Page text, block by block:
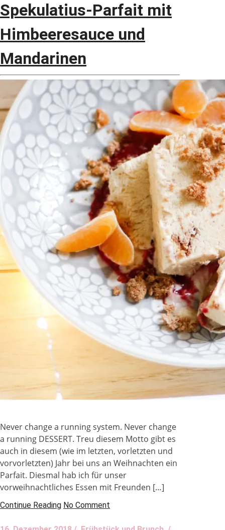
Spekulatius-Parfait mit
Himbeeresauce und
Mandarinen
Never change a running system. Never change
a running DESSERT. Treu diesem Motto gibt es
auch in diesem (wie im letzten, vorletzten und
vorvorletzten) Jahr bei uns an Weihnachten ein
Parfait. Diesmal hab ich für unser
vorweihnachtliches Essen mit Freunden […]
Continue Reading No Comment